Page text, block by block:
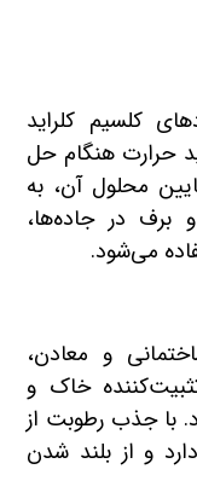
کلسیم کلراید
حرارت هنگام حل
محلول آن، به
در جاده‌ها،
می‌شود.
و معادن،
خاک و
با جذب رطوبت از
و از بلند شدن